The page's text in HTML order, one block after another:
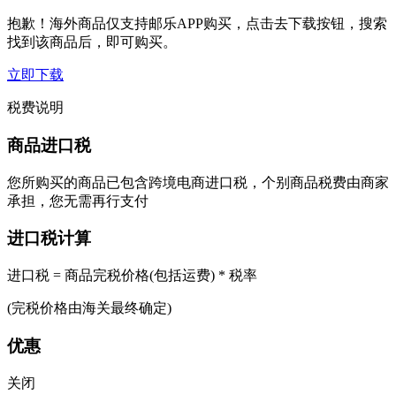
抱歉！海外商品仅支持邮乐APP购买，点击去下载按钮，搜索
找到该商品后，即可购买。
立即下载
税费说明
商品进口税
您所购买的商品已包含跨境电商进口税，个别商品税费由商家
承担，您无需再行支付
进口税计算
进口税 = 商品完税价格(包括运费) * 税率
(完税价格由海关最终确定)
优惠
关闭